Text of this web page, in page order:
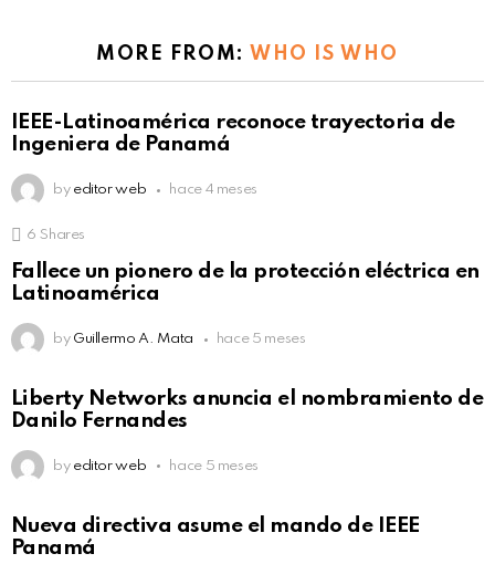
MORE FROM: WHO IS WHO
IEEE-Latinoamérica reconoce trayectoria de
Ingeniera de Panamá
by editor web hace 4 meses
6 Shares
Fallece un pionero de la protección eléctrica en
Latinoamérica
by Guillermo A. Mata hace 5 meses
Liberty Networks anuncia el nombramiento de
Danilo Fernandes
by editor web hace 5 meses
Nueva directiva asume el mando de IEEE
Panamá